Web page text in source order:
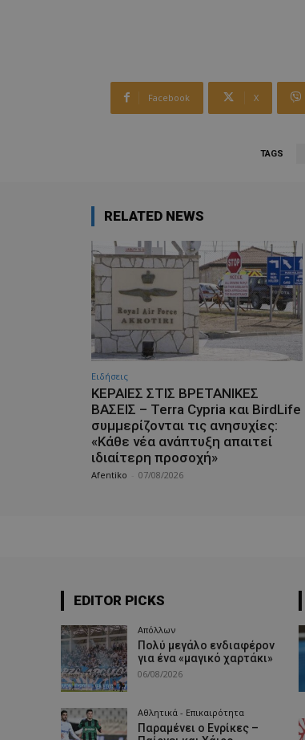
Facebook X
TAGS
RELATED NEWS
Ειδήσεις
ΚΕΡΑΙΕΣ ΣΤΙΣ ΒΡΕΤΑΝΙΚΕΣ
ΒΑΣΕΙΣ – Terra Cypria και BirdLife
συμμερίζονται τις ανησυχίες:
«Κάθε νέα ανάπτυξη απαιτεί
ιδιαίτερη προσοχή»
Afentiko 07/08/2026
EDITOR PICKS
Απόλλων
Πολύ μεγάλο ενδιαφέρον
για ένα «μαγικό χαρτάκι»
06/08/2026
Αθλητικά - Επικαιρότητα
Παραμένει ο Ενρίκες –